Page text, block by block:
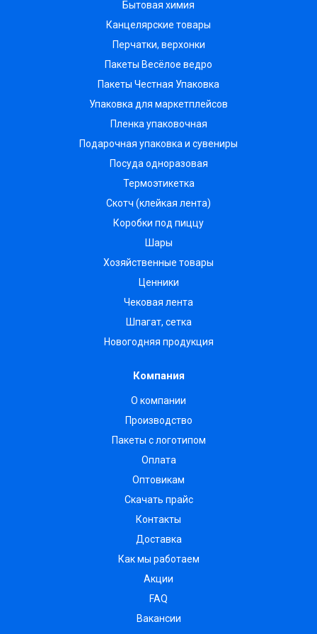
Бытовая химия
Канцелярские товары
Перчатки, верхонки
Пакеты Весёлое ведро
Пакеты Честная Упаковка
Упаковка для маркетплейсов
Пленка упаковочная
Подарочная упаковка и сувениры
Посуда одноразовая
Термоэтикетка
Скотч (клейкая лента)
Коробки под пиццу
Шары
Хозяйственные товары
Ценники
Чековая лента
Шпагат, сетка
Новогодняя продукция
Компания
О компании
Производство
Пакеты с логотипом
Оплата
Оптовикам
Скачать прайс
Контакты
Доставка
Как мы работаем
Акции
FAQ
Вакансии